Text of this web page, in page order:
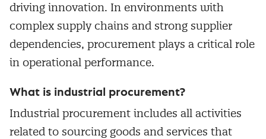
driving innovation. In environments with
complex supply chains and strong supplier
dependencies, procurement plays a critical role
in operational performance.
What is industrial procurement?
Industrial procurement includes all activities
related to sourcing goods and services that